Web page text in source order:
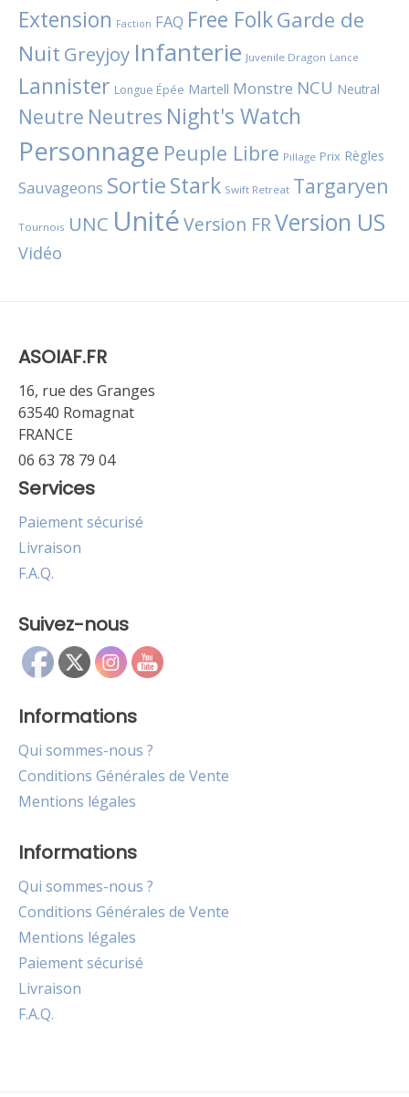
Extension Faction FAQ Free FolkGarde de
Nuit Greyjoy Infanterie Juvenile Dragon Lance
Lannister Longue Épée Martell Monstre NCU Neutral
Neutre Neutres Night's Watch
Personnage Peuple Libre Pillage Prix Règles
Sauvageons SortieStark Swift Retreat Targaryen
Tournois UNC UnitéVersion FRVersion US
Vidéo
ASOIAF.FR
16, rue des Granges
63540 Romagnat
FRANCE
06 63 78 79 04
Services
Paiement sécurisé
Livraison
F.A.Q.
Suivez-nous
Informations
Qui sommes-nous ?
Conditions Générales de Vente
Mentions légales
Informations
Qui sommes-nous ?
Conditions Générales de Vente
Mentions légales
Paiement sécurisé
Livraison
F.A.Q.